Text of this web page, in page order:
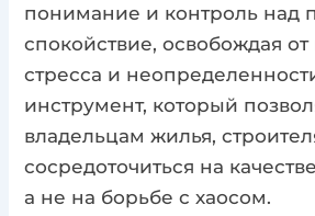
понимание и контроль над
спокойствие, освобождая от
стресса и
инструмент, который
владельцам жилья,
сосредоточиться на
а не на борьбе с хаосом.